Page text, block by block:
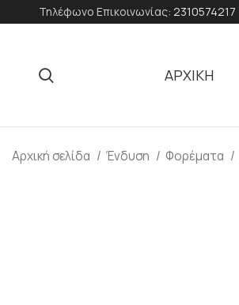
Τηλέφωνο Επικοινωνίας: 2310574217
ΑΡΧΙΚΗ
Αρχική σελίδα Ένδυση Φορέματα